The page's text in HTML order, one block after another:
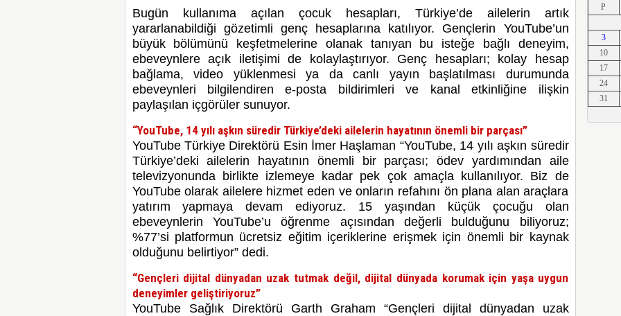
Bugün kullanıma açılan çocuk hesapları, Türkiye’de ailelerin artık
yararlanabildiği gözetimli genç hesaplarına katılıyor. Gençlerin YouTube’un
büyük bölümünü keşfetmelerine olanak tanıyan bu isteğe bağlı deneyim,
ebeveynlere açık iletişimi de kolaylaştırıyor. Genç hesapları; kolay hesap
bağlama, video yüklenmesi ya da canlı yayın başlatılması durumunda
ebeveynleri bilgilendiren e-posta bildirimleri ve kanal etkinliğine ilişkin
paylaşılan içgörüler sunuyor.
“YouTube, 14 yılı aşkın süredir Türkiye’deki ailelerin hayatının önemli bir parçası”
YouTube Türkiye Direktörü Esin İmer Haşlaman “YouTube, 14 yılı aşkın süredir
Türkiye’deki ailelerin hayatının önemli bir parçası; ödev yardımından aile
televizyonunda birlikte izlemeye kadar pek çok amaçla kullanılıyor. Biz de
YouTube olarak ailelere hizmet eden ve onların refahını ön plana alan araçlara
yatırım yapmaya devam ediyoruz. 15 yaşından küçük çocuğu olan
ebeveynlerin YouTube’u öğrenme açısından değerli bulduğunu biliyoruz;
%77’si platformun ücretsiz eğitim içeriklerine erişmek için önemli bir kaynak
olduğunu belirtiyor” dedi.
“Gençleri dijital dünyadan uzak tutmak değil, dijital dünyada korumak için yaşa uygun
deneyimler geliştiriyoruz”
YouTube Sağlık Direktörü Garth Graham “Gençleri dijital dünyadan uzak
Erkut
Erkut
P
3
10
17
24
31